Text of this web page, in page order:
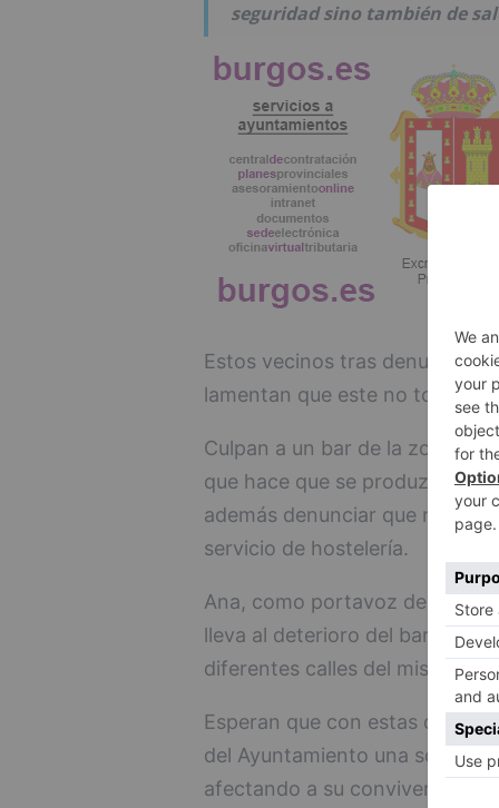
seguridad sino también de
Estos vecinos tras denunciar
lamentan que este no tome
Culpan a un bar de la zona
que hace que se produzcan
además denunciar que no
servicio de hostelería.
Ana, como portavoz del
lleva al deterioro del barrio de
diferentes calles del mismo.
Esperan que con estas
del Ayuntamiento una solución
afectando a su convivencia y